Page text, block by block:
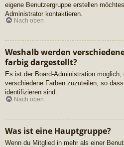
eigene Benutzergruppe erstellen
Administrator kontaktieren.
Nach oben
Weshalb werden
farbig dargestellt?
Es ist der Board-Administration möglich,
verschiedene Farben zuzuteilen, so
identifizieren sind.
Nach oben
Was ist eine Hauptgruppe?
Wenn du Mitglied in mehr als einer